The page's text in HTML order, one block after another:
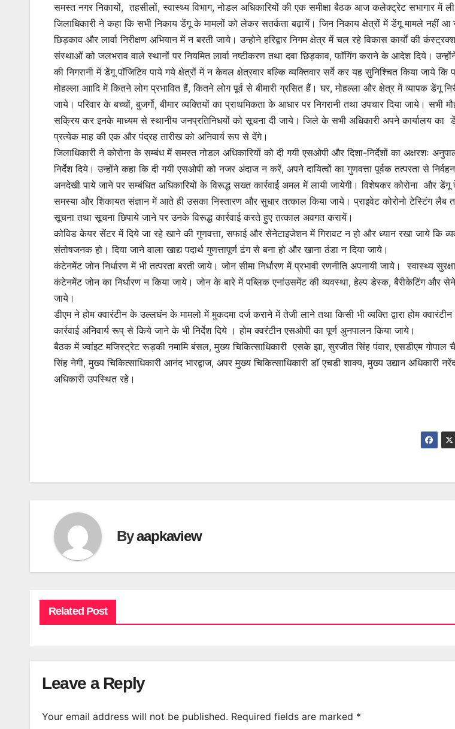
समस्त नगर निकायों, तहसीलों, स्वास्थ्य विभाग, नोडल अधिकारियों की एक समीक्षा बैठक आज कलेक्ट्रेट सभागार में
जिलाधिकारी ने कहा कि सभी निकाय डेंगू के मामलों को लेकर सतर्कता बढ़ायें। जिन निकाय क्षेत्रों में डेंगू मामले नहीं आ
छिड़काव और लार्वा निरीक्षण अभियान में न बरती जाये। उन्होने हरिद्वार निगम क्षेत्र में चल रहे विकास कार्यों की
संस्थाओं को जलभराव वाले स्थानों पर नियमित लार्वा नष्टीकरण तथा दवा छिड़काव, फाॅगिंग कराने के आदेश दिये।
की निगरानी में डेंगू पाॅजिटिव पाये गये क्षेत्रों में न केवल क्षेत्रवार बल्कि व्यक्तिवार सर्वे कर यह सुनिश्चित किया जाये कि
मोहल्ला आादि में कितने लोग प्रभावित हैं, कितने लोग पूर्व से बीमारी ग्रसित हैं। घर, मोहल्ला और क्षेत्र में व्यापक डेंगू
जाये। परिवार के बच्चों, बुजर्गो, बीमार व्यक्तियों का प्राथमिकता के आधार पर निगरानी तथा उपचार दिया जाये। सभी
सक्रिय कर इनके माध्यम से स्थानीय जनप्रतिनिधयों को सूचना दी जाये। जिले के सभी अधिकारी अपने कार्यालय का
प्रत्येक माह की एक और पंद्रह तारीख को अनिवार्य रूप से देंगे।
जिलाधिकारी ने कोरोना के सम्बंध में समस्त नोडल अधिकारियों को दी गयी एसओपी और दिशा-निर्देशों का अक्षरशः
निर्देश दिये। उन्होंने कहा कि दी गयी एसओपी को नजर अंदाज न करें, अपने दायित्वों का गुणवत्ता पूर्वक तत्परता से
अनदेखी पाये जाने पर सम्बंधित अधिकारियों के विरूद्ध सख्त कार्रवाई अमल में लायी जायेगी। विशेषकर कोरोना और डेंगू
समस्या और शिकायत संज्ञान में आते ही उसका निस्तारण और सुधार तत्काल किया जाये। प्राइवेट कोरोनो टेस्टिंग लैब
सूचना तथा सूचना छिपाये जाने पर उनके विरूद्ध कार्रवाई करते हुए तत्काल अवगत करायें।
कोविड केयर सेंटर में दिये जा रहे खाने की गुणवत्ता, सफाई और सेनेटाइजेशन में गिरावट न हो और ध्यान रखा जाये कि
संतोषजनक हो। दिया जाने वाला खाद्य पदार्थ गुणत्तापूर्ण ढंग से बना हो और खाना ठंडा न दिया जाये।
कंटेनमेंट जोन निर्धारण में भी तत्परता बरती जाये। जोन सीमा निर्धारण में प्रभावी रणनीति अपनायी जाये। स्वास्थ्य
कंटेनमेंट जोन का निर्धारण न किया जाये। जोन के बारे में पब्लिक एनांउसमेंट की व्यवस्था, हेल्प डेस्क, बैरीकेटिंग और
जाये।
डीएम ने होम क्वारंटीन के उल्लघंन के मामलो में मुकदमा दर्ज कराने में तेजी लाने तथा किसी भी व्यक्ति द्वारा होम
कार्रवाई अनिवार्य रूप् से किये जाने के भी निर्देश दिये । होम क्वरंटीन एसओपी का पूर्ण अुनपालन किया जाये।
बैठक में ज्वांइट मजिस्ट्रेट रूड़की नमामि बंसल, मुख्य चिकित्साधिकारी एसके झा, सुरजीत सिंह पंवार, एसडीएम गोपाल
सिंह नेगी, मुख्य चिकित्साधिकारी आनंद भारद्वाज, अपर मुख्य चिकित्साधिकारी डाॅ एचडी शाक्य, मुख्य उद्यान अधिकारी
अधिकारी उपस्थित रहे।
Byaapkaview
Related Post
Leave a Reply
Your email address will not be published. Required fields are marked *